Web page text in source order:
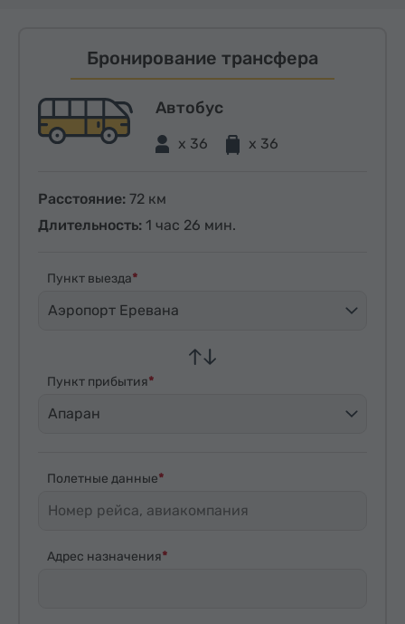
Бронирование трансфера
Автобус
x 36 x 36
Расстояние: 72 км
Длительность: 1 час 26 мин.
Пункт выезда
Аэропорт Еревана
Пункт прибытия
Апаран
Полетные данные
Адрес назначения